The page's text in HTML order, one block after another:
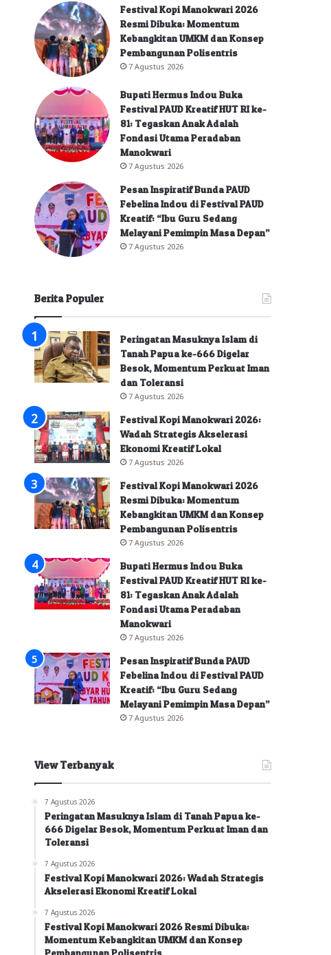
Festival Kopi Manokwari 2026
Resmi Dibuka: Momentum
Kebangkitan UMKM dan Konsep
Pembangunan Polisentris
7 Agustus 2026
Bupati Hermus Indou Buka
Festival PAUD Kreatif HUT RI ke-
81: Tegaskan Anak Adalah
Fondasi Utama Peradaban
Manokwari
7 Agustus 2026
Pesan Inspiratif Bunda PAUD
Febelina Indou di Festival PAUD
Kreatif: “Ibu Guru Sedang
Melayani Pemimpin Masa Depan”
7 Agustus 2026
Berita Populer
Peringatan Masuknya Islam di
Tanah Papua ke-666 Digelar
Besok, Momentum Perkuat Iman
dan Toleransi
7 Agustus 2026
Festival Kopi Manokwari 2026:
Wadah Strategis Akselerasi
Ekonomi Kreatif Lokal
7 Agustus 2026
Festival Kopi Manokwari 2026
Resmi Dibuka: Momentum
Kebangkitan UMKM dan Konsep
Pembangunan Polisentris
7 Agustus 2026
Bupati Hermus Indou Buka
Festival PAUD Kreatif HUT RI ke-
81: Tegaskan Anak Adalah
Fondasi Utama Peradaban
Manokwari
7 Agustus 2026
Pesan Inspiratif Bunda PAUD
Febelina Indou di Festival PAUD
Kreatif: “Ibu Guru Sedang
Melayani Pemimpin Masa Depan”
7 Agustus 2026
View Terbanyak
7 Agustus 2026
Peringatan Masuknya Islam di Tanah Papua ke-
666 Digelar Besok, Momentum Perkuat Iman dan
Toleransi
7 Agustus 2026
Festival Kopi Manokwari 2026: Wadah Strategis
Akselerasi Ekonomi Kreatif Lokal
7 Agustus 2026
Festival Kopi Manokwari 2026 Resmi Dibuka:
Momentum Kebangkitan UMKM dan Konsep
Pembangunan Polisentris